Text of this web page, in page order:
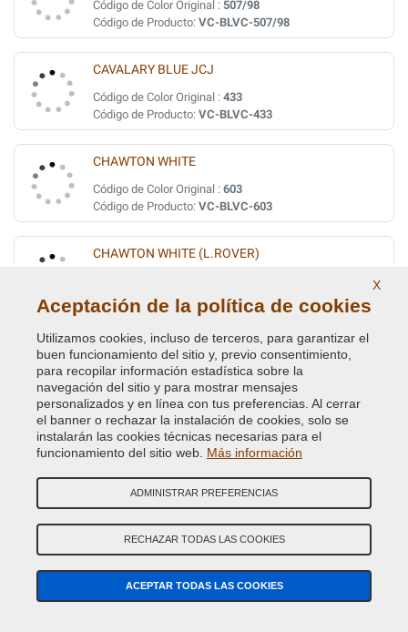
Código de Color Original : 507/98
Código de Producto: VC-BLVC-507/98
CAVALARY BLUE JCJ
Código de Color Original : 433
Código de Producto: VC-BLVC-433
CHAWTON WHITE
Código de Color Original : 603
Código de Producto: VC-BLVC-603
CHAWTON WHITE (L.ROVER)
Código de Producto:
VC-BLVC-NAL
CHAWTON WHITE (VEDI BLVC NAL)
Código de Color Original :1218
Código de Producto:VC-BLVC-1218
CONISTON GREEN HYJ
Código de Producto:VC-BLVC-637/97
CRANBERRY RED (VEDI BLVC- 898)
Código de Color Original :COS
Código de Producto:VC-BLVC-COS
X
Aceptación de la política de cookies
Utilizamos cookies, incluso de terceros, para garantizar el
buen funcionamiento del sitio y, previo consentimiento,
para recopilar información estadística sobre la
navegación del sitio y para mostrar mensajes
personalizados y en línea con tus preferencias. Al cerrar
el banner o rechazar la instalación de cookies, solo se
instalarán las cookies técnicas necesarias para el
funcionamiento del sitio web. Más información
ADMINISTRAR PREFERENCIAS
RECHAZAR TODAS LAS COOKIES
ACEPTAR TODAS LAS COOKIES